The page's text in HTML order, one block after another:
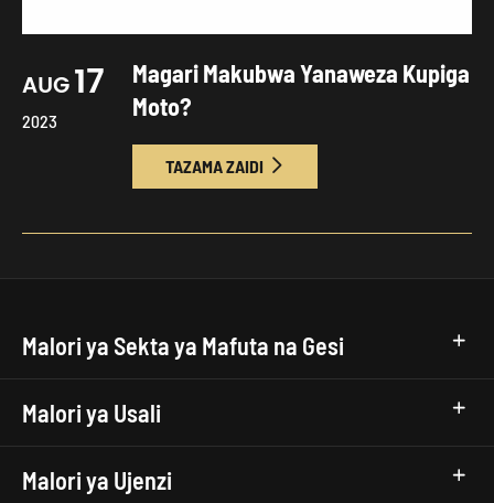
AUG17
2023
Magari Makubwa Yanaweza Kupiga
Moto?
TAZAMA ZAIDI 
Malori ya Sekta ya Mafuta na Gesi
Malori ya Usali
Malori ya Ujenzi